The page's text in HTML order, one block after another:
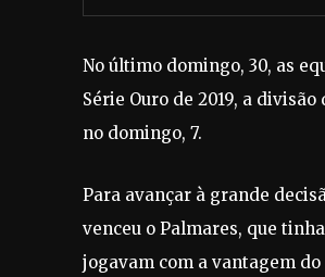
No último domingo, 30, as
Série Ouro de 2019, a
no domingo, 7.
Para avançar à grande
venceu o Palmares, que
jogavam com a vantagem